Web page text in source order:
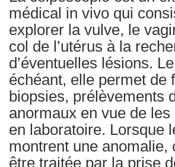
médical in vivo qui
explorer la vulve, le
col de l’utérus à la
d’éventuelles lésions.
échéant, elle permet de
biopsies, prélèvements
anormaux en vue de
en laboratoire. Lorsque
montrent une anomalie,
être traitée par la prise